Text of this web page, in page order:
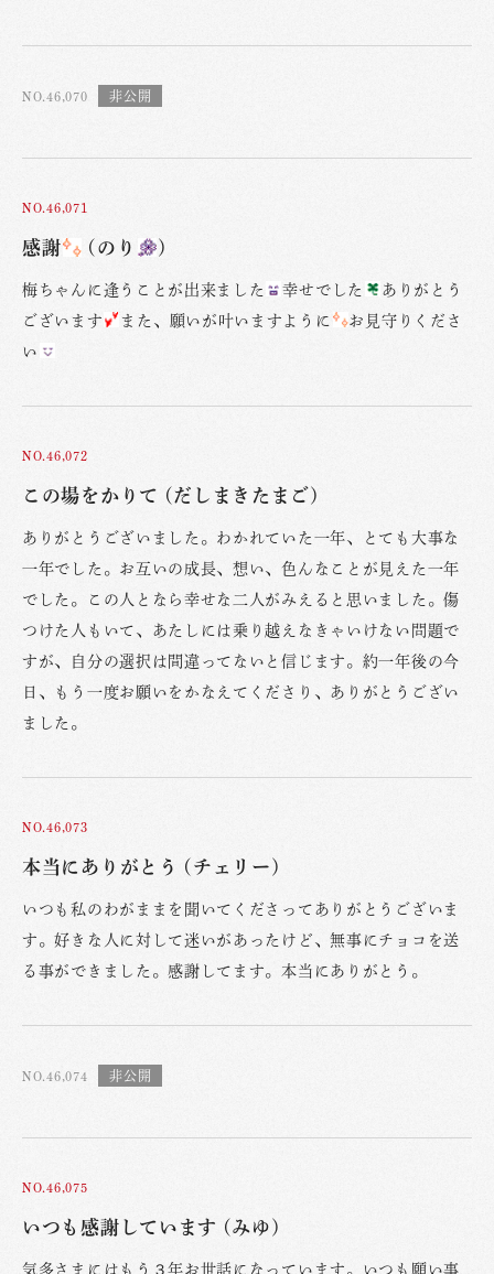
NO.46,070
NO.46,071
感謝 (のり )
梅ちゃんに逢うことが出来ました 幸せでした
ありがとう
ございます
また、願いが叶いますように
お見守りくださ
い
NO.46,072
この場をかりて (だしまきたまご)
ありがとうございました。わかれていた一年、とても大事な
一年でした。お互いの成長、想い、色んなことが見えた一年
でした。この人となら幸せな二人がみえると思いました。傷
つけた人もいて、あたしには乗り越えなきゃいけない問題で
すが、自分の選択は間違ってないと信じます。約一年後の今
日、もう一度お願いをかなえてくださり、ありがとうござい
ました。
NO.46,073
本当にありがとう (チェリー)
いつも私のわがままを聞いてくださってありがとうございま
す。好きな人に対して迷いがあったけど、無事にチョコを送
る事ができました。感謝してます。本当にありがとう。
NO.46,074
NO.46,075
いつも感謝しています (みゆ)
気多さまにはもう３年お世話になっています。いつも願い事